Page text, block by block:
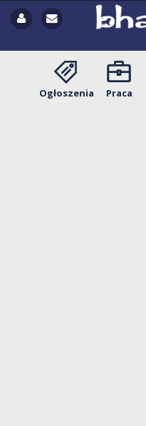
Ogłoszenia Praca